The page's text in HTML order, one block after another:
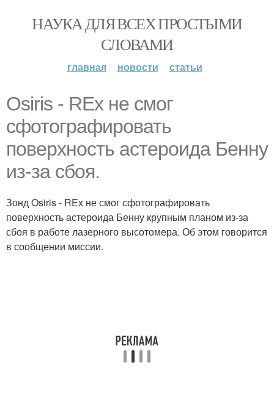
НАУКА ДЛЯ ВСЕХ ПРОСТЫМИ
СЛОВАМИ
главная новости статьи
Osiris - REx не смог
сфотографировать
поверхность астероида Бенну
из-за сбоя.
Зонд Osiris - REx не смог сфотографировать
поверхность астероида Бенну крупным планом из-за
сбоя в работе лазерного высотомера. Об этом говорится
в сообщении миссии.